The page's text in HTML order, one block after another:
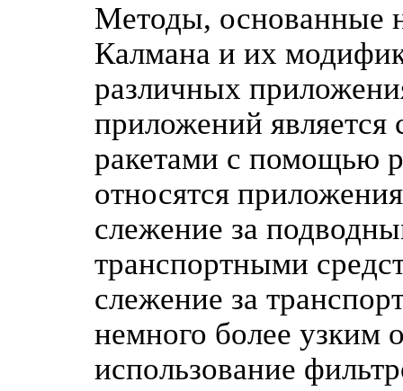
Методы, основанные
Калмана и их
различных
приложений является
ракетами с помощью
относятся
слежение за
транспортными
слежение за
немного более узким
использование